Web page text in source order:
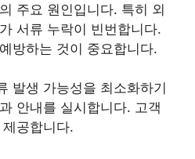
주요 원인입니다. 특히 외
서류 누락이 빈번합니다.
방하는 것이 중요합니다.
발생 가능성을 최소화하기
안내를 실시합니다. 고객
공합니다.